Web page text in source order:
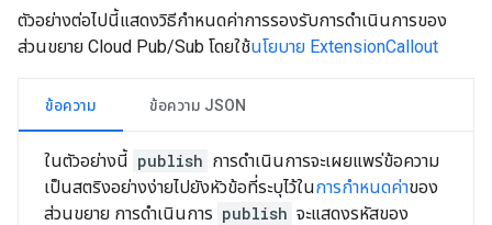
ตัวอย่างต่อไปนี้แสดงวิธีกำหนดค่าการรองรับการดำเนินการของ
ส่วนขยาย Cloud Pub/Sub โดยใช้นโยบาย ExtensionCallout
ข้อความ ข้อความ JSON
ในตัวอย่างนี้ publish การดำเนินการจะเผยแพร่ข้อความ
เป็นสตริงอย่างง่ายไปยังหัวข้อที่ระบุไว้ในการกำหนดค่าของ
ส่วนขยาย การดำเนินการ publish จะแสดงรหัสของ